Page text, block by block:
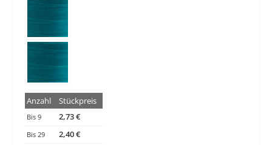
Anzahl Stückpreis
Bis9 2,73 €
Bis 29 2,40 €